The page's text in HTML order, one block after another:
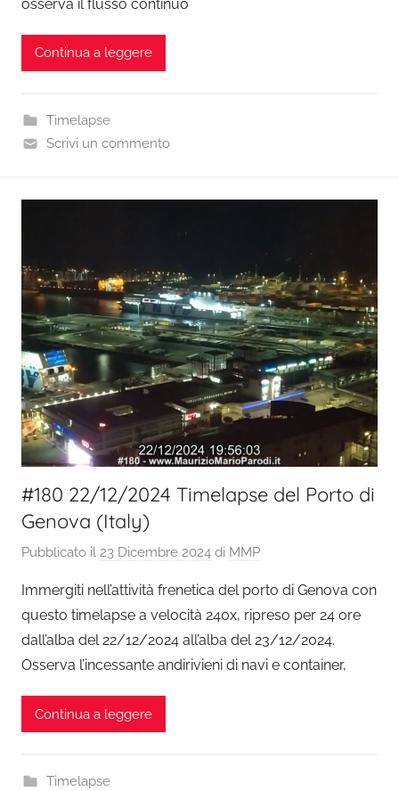
osserva il flusso continuo
Continua a leggere
Timelapse
Scrivi un commento
#180 22/12/2024 Timelapse del Porto di
Genova (Italy)
Pubblicato il 23 Dicembre 2024 di MMP
Immergiti nell’attività frenetica del porto di Genova con
questo timelapse a velocità 240x, ripreso per 24 ore
dall’alba del 22/12/2024 all’alba del 23/12/2024.
Osserva l’incessante andirivieni di navi e container,
Continua a leggere
Timelapse